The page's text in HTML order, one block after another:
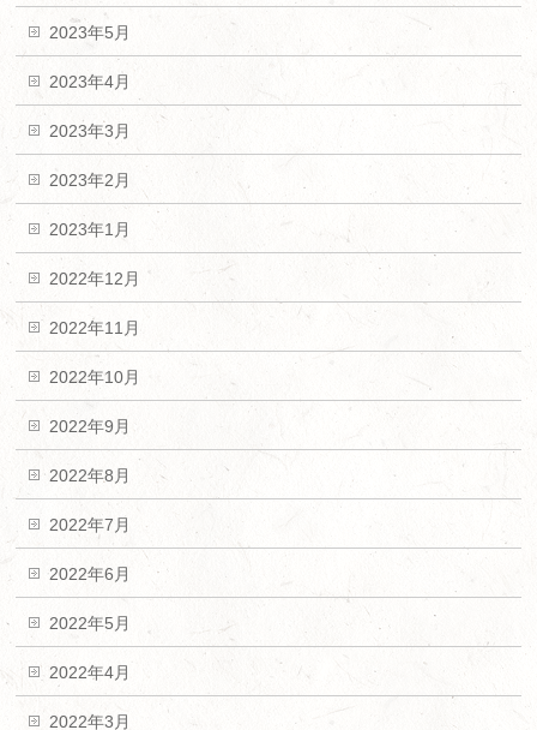
2023年5月
2023年4月
2023年3月
2023年2月
2023年1月
2022年12月
2022年11月
2022年10月
2022年9月
2022年8月
2022年7月
2022年6月
2022年5月
2022年4月
2022年3月